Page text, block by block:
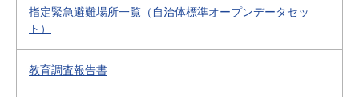
指定緊急避難場所一覧（自治体標準オープンデータセッ
ト）
教育調査報告書